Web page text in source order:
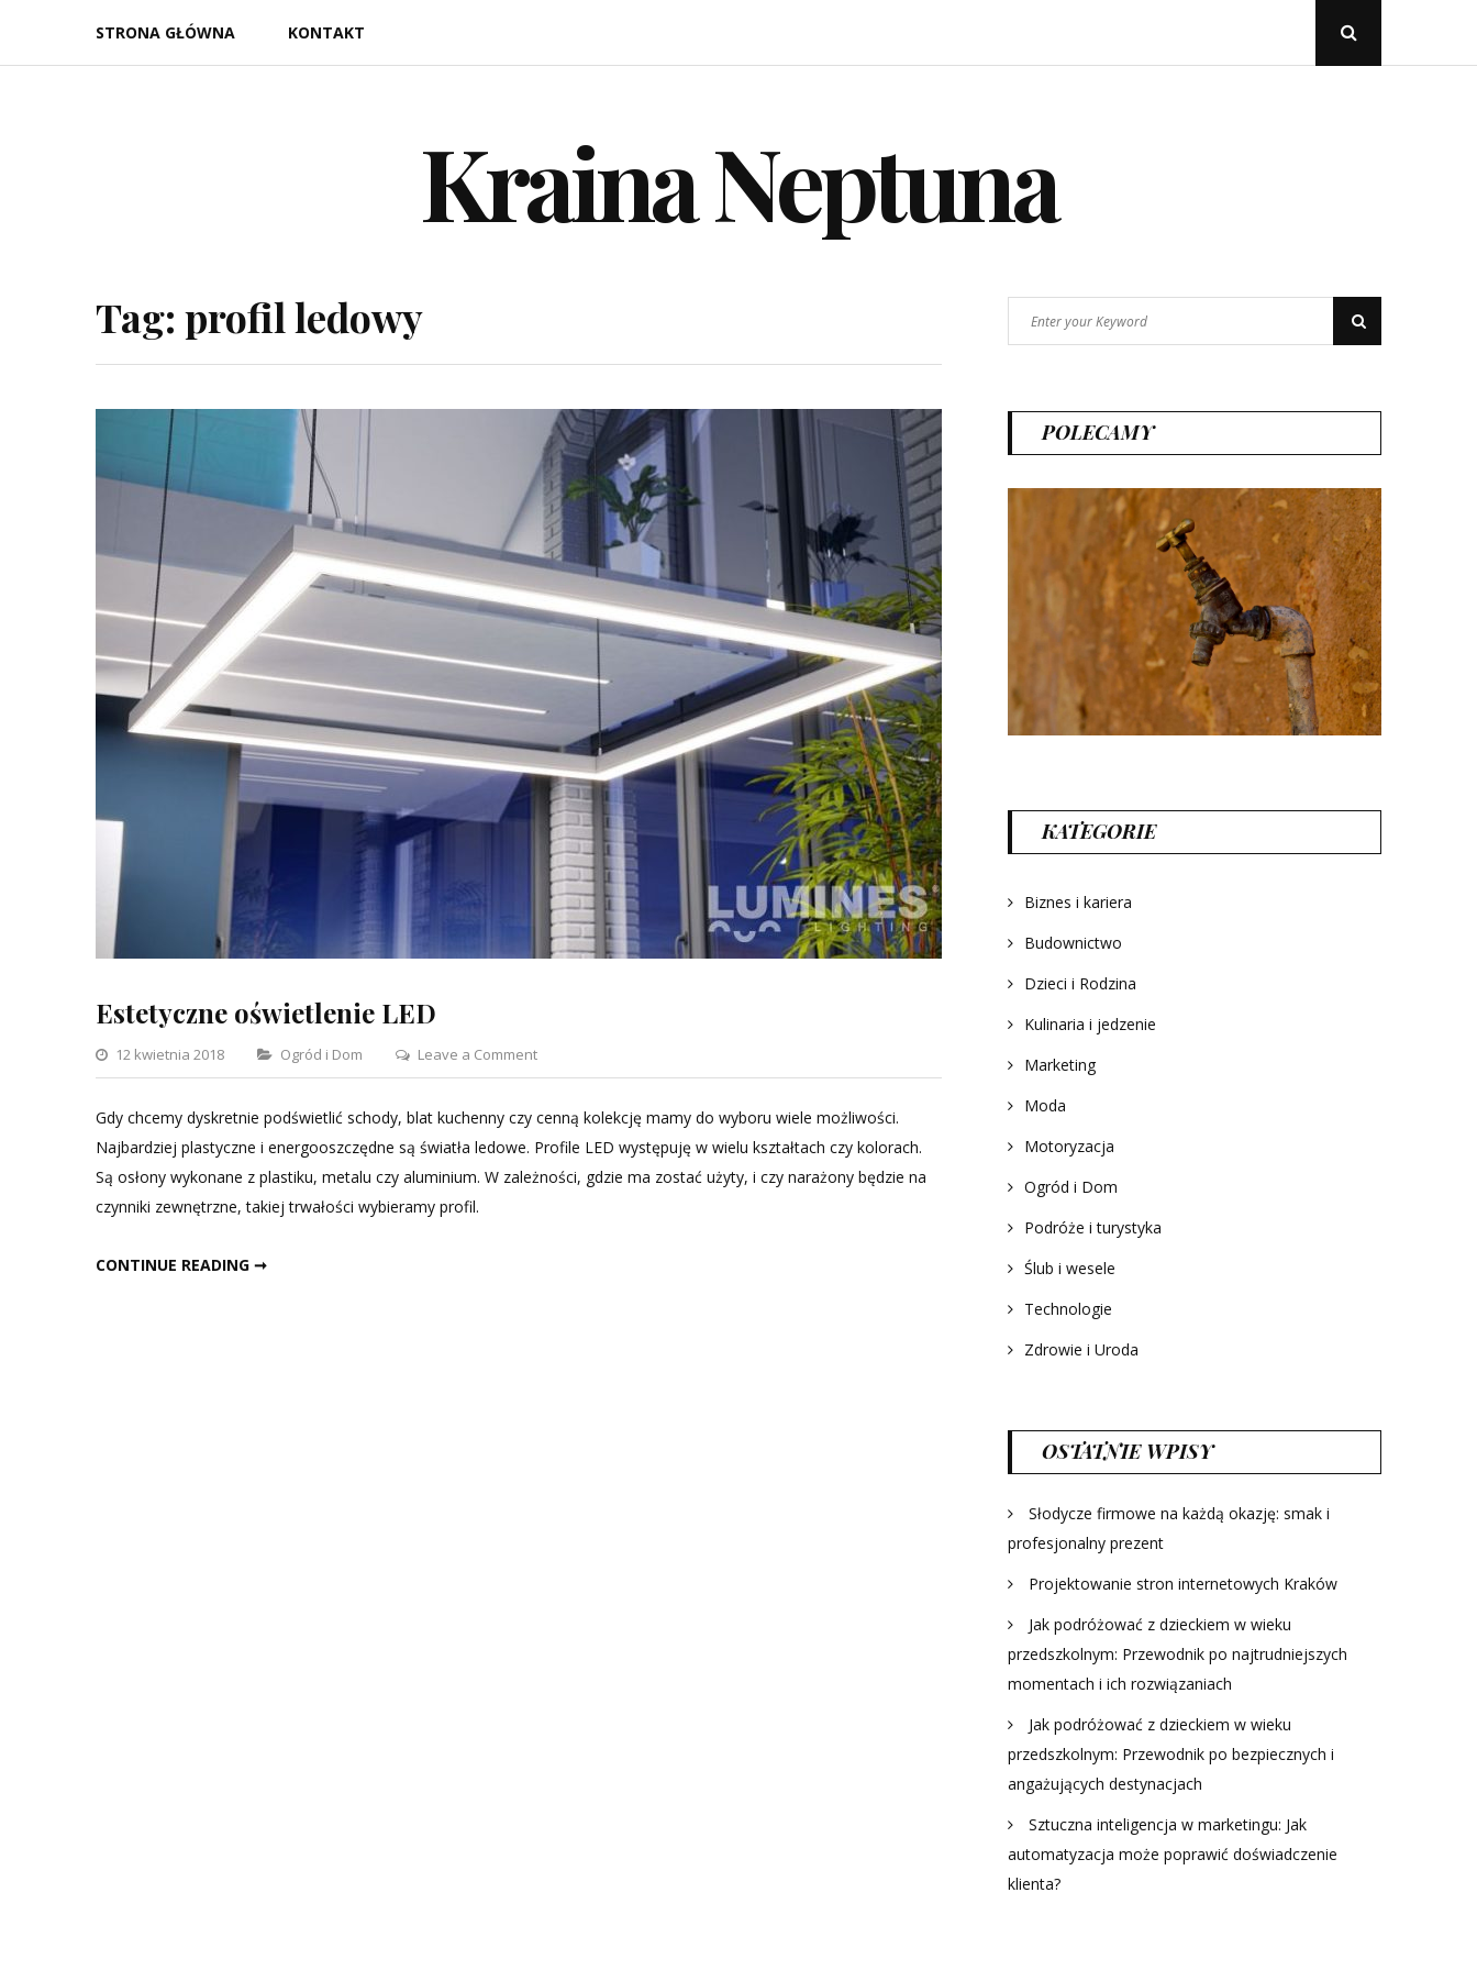
content
STRONA GŁÓWNA KONTAKT Open
Popup
Kraina Neptuna
Tag: profil ledowy
Estetyczne oświetlenie LED
12 kwietnia 2018 Categories
Ogród i Dom Leave a Commenton
Estetyczne
oświetlenie
Gdy chcemy dyskretnie podświetlić schody, blat kuchenny czy cenną kolekcję mamy do wyboru wiele możliwości.
Najbardziej plastyczne i energooszczędne są światła ledowe. Profile LED występuję w wielu kształtach czy kolorach.
Są osłony wykonane z plastiku, metalu czy aluminium. W zależności, gdzie ma zostać użyty, i czy narażony będzie na
czynniki zewnętrzne, takiej trwałości wybieramy profil.
CONTINUE READING ➞
for:
Search
POLECAMY
KATEGORIE
Biznes i kariera
Budownictwo
Dzieci i Rodzina
Kulinaria i jedzenie
Marketing
Moda
Motoryzacja
Ogród i Dom
Podróże i turystyka
Ślub i wesele
Technologie
Zdrowie i Uroda
OSTATNIE WPISY
Słodycze firmowe na każdą okazję: smak i
profesjonalny prezent
Projektowanie stron internetowych Kraków
Jak podróżować z dzieckiem w wieku
przedszkolnym: Przewodnik po najtrudniejszych
momentach i ich rozwiązaniach
Jak podróżować z dzieckiem w wieku
przedszkolnym: Przewodnik po bezpiecznych i
angażujących destynacjach
Sztuczna inteligencja w marketingu: Jak
automatyzacja może poprawić doświadczenie
klienta?